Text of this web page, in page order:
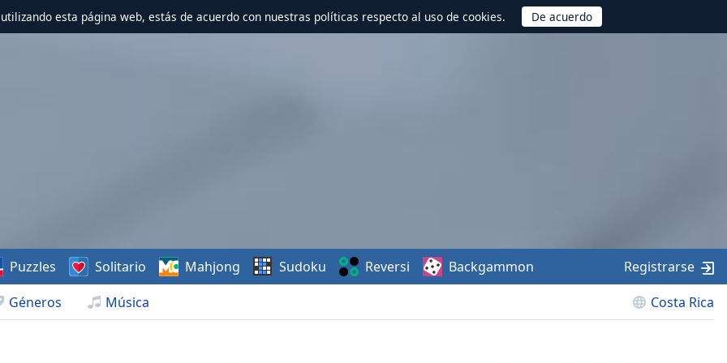
esta página web, estás de acuerdo con nuestras políticas respecto al uso de cookies.
Géneros Música Costa Rica
Puzzles Solitario Mahjong Sudoku Reversi Backgammon Registrarse